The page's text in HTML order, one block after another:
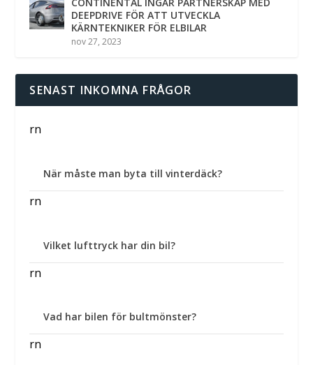
CONTINENTAL INGÅR PARTNERSKAP MED
DEEPDRIVE FÖR ATT UTVECKLA
KÄRNTEKNIKER FÖR ELBILAR
nov 27, 2023
SENAST INKOMNA FRÅGOR
rn
När måste man byta till vinterdäck?
rn
Vilket lufttryck har din bil?
rn
Vad har bilen för bultmönster?
rn